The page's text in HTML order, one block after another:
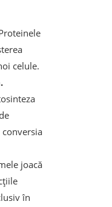
celule.
joacă
în